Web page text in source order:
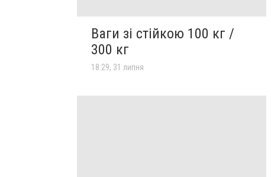
Ваги зі стійкою 100 кг /
300 кг
18:29, 31 липня